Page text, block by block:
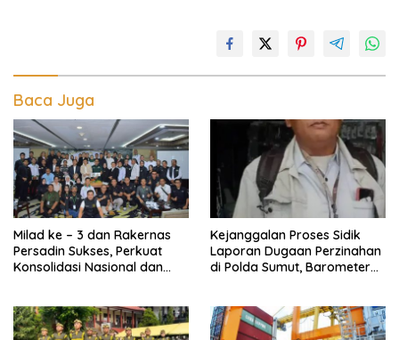
Baca Juga
Milad ke – 3 dan Rakernas
Persadin Sukses, Perkuat
Konsolidasi Nasional dan
Kejanggalan Proses Sidik
Laporan Dugaan Perzinahan
di Polda Sumut, Barometer